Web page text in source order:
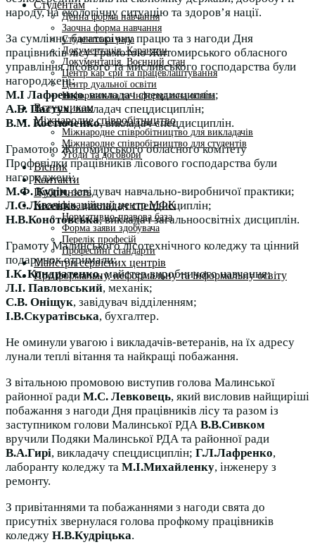
Студентам
Денна форма навчання
Заочна форма навчання
Студентська рада
Документація. Карантин
Документація. Воєнний стан
Центр кар’єри та працевлаштування
Центр дуальної освіти
Неформальна та інформальна освіта
Вступникам
Міжнародне співробітництво
Міжнародне співробітництво для викладачів
Міжнародне співробітництво для студентів
Угоди та договори
Вісник
Контакти
Публічність
Кваліфікаційний центр МФК
Нормативно-правова база
Форма заяви здобувача
Перелік професій
Професійні стандарти
Майстри сервісних центрів
Про формальну, неформальну та інформальну освіту
народу, на екологічну ситуацію та здоров’я нації.
За сумлінну багаторічну працю та з нагоди Дня
працівників лісу Грамотою Житомирського обласного
управління лісового та мисливського господарства були
нагороджені:
М.І Лафренко, викладач спецдисциплін;
А.Б. Пастух, викладач спецдисциплін;
В.М. Костюченко, викладач спецдисциплін.
Грамотою Житомирського обласного комітету
Профспілки працівників лісового господарства були
нагороджені:
М.Ф. Кудін, завідувач навчально-виробничої практики;
Л.С.Лисенко, викладач спецдисциплін;
Н.В.Конотовська, викладач загальноосвітніх дисциплін.
Грамоту Малинського лісотехнічного коледжу та цінний
подарунок отримали:
І.К. Кондратенко, майстер виробничого навчання;
Л.І. Павловський, механік;
С.В. Оніщук, завідувач відділенням;
І.В.Скуратівська, бухгалтер.
Не оминули увагою і викладачів-ветеранів, на їх адресу
лунали теплі вітання та найкращі побажання.
З вітальною промовою виступив голова Малинської
районної ради М.С. Левковець, який висловив найщиріші
побажання з нагоди Дня працівників лісу та разом із
заступником голови Малинської РДА В.В.Сивком
вручили Подяки Малинської РДА та районної ради
В.А.Гирі, викладачу спецдисциплін; Г.Л.Лафренко,
лаборанту коледжу та М.І.Михайленку, інженеру з
ремонту.
З привітаннями та побажаннями з нагоди свята до
присутніх звернулася голова профкому працівників
коледжу Н.В.Кудріцька.